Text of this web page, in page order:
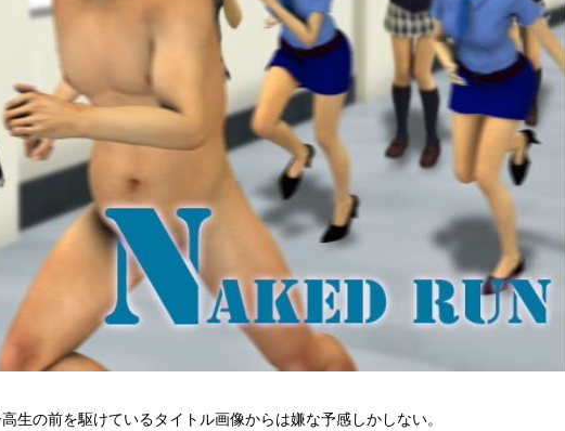
生の前を駆けているタイトル画像からは嫌な予感しかしない。